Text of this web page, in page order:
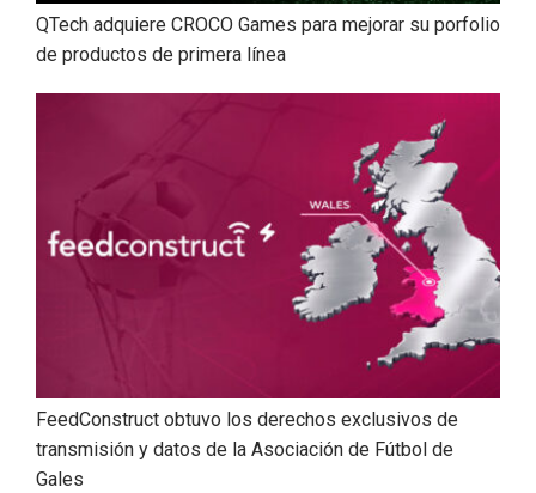
QTech adquiere CROCO Games para mejorar su porfolio
de productos de primera línea
FeedConstruct obtuvo los derechos exclusivos de
transmisión y datos de la Asociación de Fútbol de
Gales